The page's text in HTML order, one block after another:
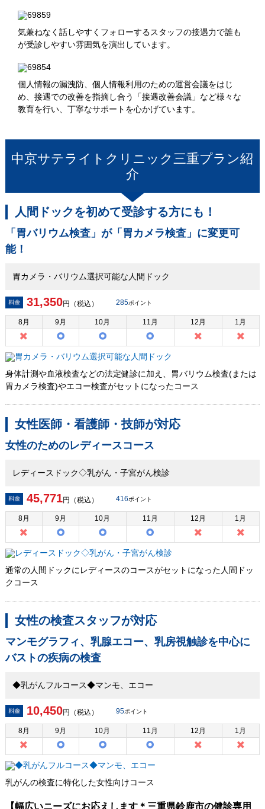
気兼ねなく話しやすくフォローするスタッフの接遇力で誰も
が受診しやすい雰囲気を演出しています。
個人情報の漏洩防、個人情報利用のための運営会議をはじ
め、接遇での改善を指摘し合う「接遇改善会議」など様々な
教育を行い、丁寧なサポートを心かげています。
中京サテライトクリニック三重プラン紹
介
人間ドックを初めて受診する方にも！
「胃バリウム検査」が「胃カメラ検査」に変更可
能！
胃カメラ・バリウム選択可能な人間ドック
31,350円（税込） 285ポイント
8月 9 月 10月 11 月 12 月 1 月
身体計測や血液検査などの法定健診に加え、胃バリウム検査(または
胃カメラ検査)やエコー検査がセットになったコース
女性医師・看護師・技師が対応
女性のためのレディースコース
レディースドック◇乳がん・子宮がん検診
45,771円（税込） 416ポイント
8月 9 月 10月 11 月 12 月 1 月
通常の人間ドックにレディースのコースがセットになった人間ドッ
クコース
女性の検査スタッフが対応
マンモグラフィ、乳腺エコー、乳房視触診を中心に
バストの疾病の検査
◆乳がんフルコース◆マンモ、エコー
10,450円（税込） 95ポイント
8月 9 月 10月 11 月 12 月 1 月
乳がんの検査に特化した女性向けコース
【幅広いニーズにお応えします＊三重県鈴鹿市の健診専用